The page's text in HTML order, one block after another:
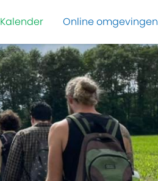
Kalender Online omgevingen